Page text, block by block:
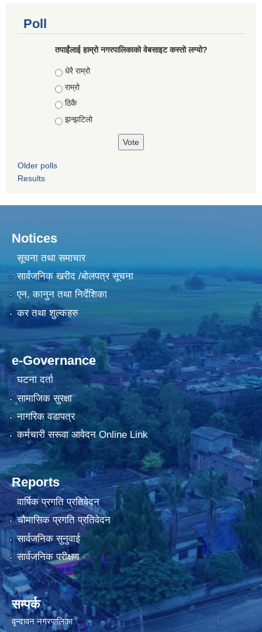
Poll
तपाईंलाई हाम्रो नगरपालिकाको वेबसाइट कस्तो लग्यो?
Choices
धेरै राम्रो
राम्रो
ठिकै
झन्झटिलो
Older polls
Results
Notices
सूचना तथा समाचार
सार्वजनिक खरीद /बोलपत्र सूचना
एन, कानुन तथा निर्देशिका
कर तथा शुल्कहरु
e-Governance
घटना दर्ता
सामाजिक सुरक्षा
नागरिक वडापत्र
कर्मचारी सरूवा आवेदन Online Link
Reports
वार्षिक प्रगति प्रतिवेदन
चौमासिक प्रगति प्रतिवेदन
सार्वजनिक सुनुवाई
सार्वजनिक परीक्षण
सम्पर्क
वृन्दावन नगरपालिका